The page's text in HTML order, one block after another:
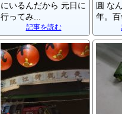
にいるんだから 元日に
行ってみ...
記事を読む
圓 な
年。百